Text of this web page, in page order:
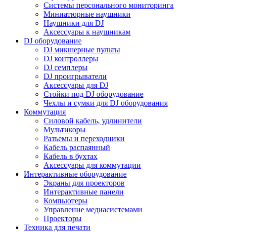
Системы персонального мониторинга
Миниатюрные наушники
Наушники для DJ
Аксессуары к наушникам
DJ оборудование
DJ микшерные пульты
DJ контроллеры
DJ семплеры
DJ проигрыватели
Аксессуары для DJ
Стойки под DJ оборудование
Чехлы и сумки для DJ оборудования
Коммутация
Силовой кабель, удлинители
Мультикоры
Разъемы и переходники
Кабель распаянный
Кабель в бухтах
Аксессуары для коммутации
Интерактивные оборудование
Экраны для проекторов
Интерактивные панели
Компьютеры
Управление медиасистемами
Проекторы
Техника для печати